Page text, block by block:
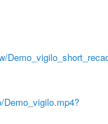
Demo_vigilo.mp4?